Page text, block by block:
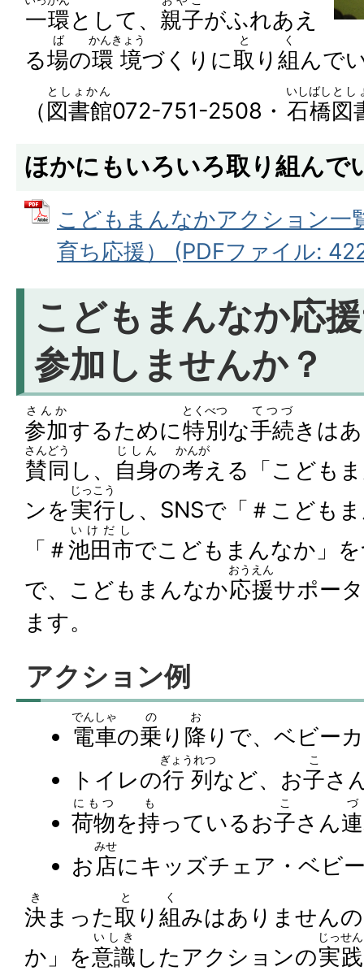
一環として、 親子がふれあえ
る場
ば
の環境
かんきょう
づくりに取
と
り 組
く
んで
（図書館
としょかん
072-751-2508・ 石橋
いしばし
図
とし
ほかにもいろいろ取り組んで
こどもまんなかアクション一
育ち応援） (PDFファイル:
こどもまんなか応
参加しませんか？
参加
さんか
するために特別
とくべつ
な手続
てつづ
きは
賛同
さんどう
し、 自身
じしん
の考
かんが
える「こども
ンを実行
じっこう
し、SNSで「＃こども
「＃池田市
いけだし
でこどもまんなか」
で、こどもまんなか応援
おうえん
サポー
ます。
アクション例
電車
でんしゃ
の乗
の
り 降
お
りで、ベビー
トイレの行列
ぎょうれつ
など、お子
こ
さ
荷物
にもつ
を持
も
っているお子
こ
さん連
づ
お店
みせ
にキッズチェア・ベビ
決
き
まった取
と
り 組
く
みはありません
か」を意識
いしき
したアクションの実践
じっせん